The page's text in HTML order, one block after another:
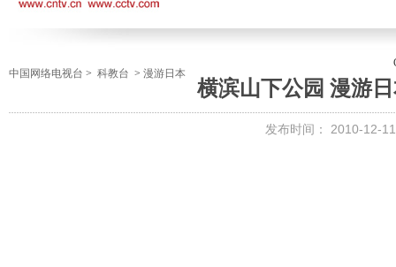
中国网络电视台 > 科教台 > 漫游日本
横滨山下公园 漫游日
发布时间： 2010-12-